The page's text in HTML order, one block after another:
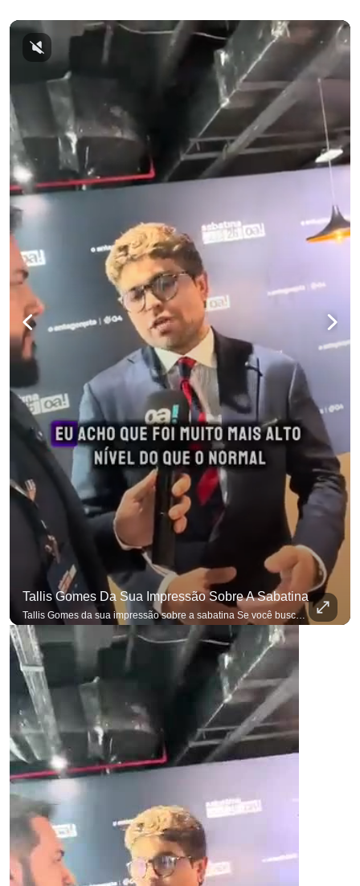
Tallis Gomes Da Sua Impressão Sobre A Sabatina
Tallis Gomes da sua impressão sobre a sabatina Se você busca informação com credibilidade, inscreva-se agora e ative o